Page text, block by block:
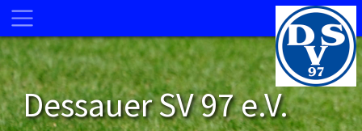
Dessauer SV 97 e.V.